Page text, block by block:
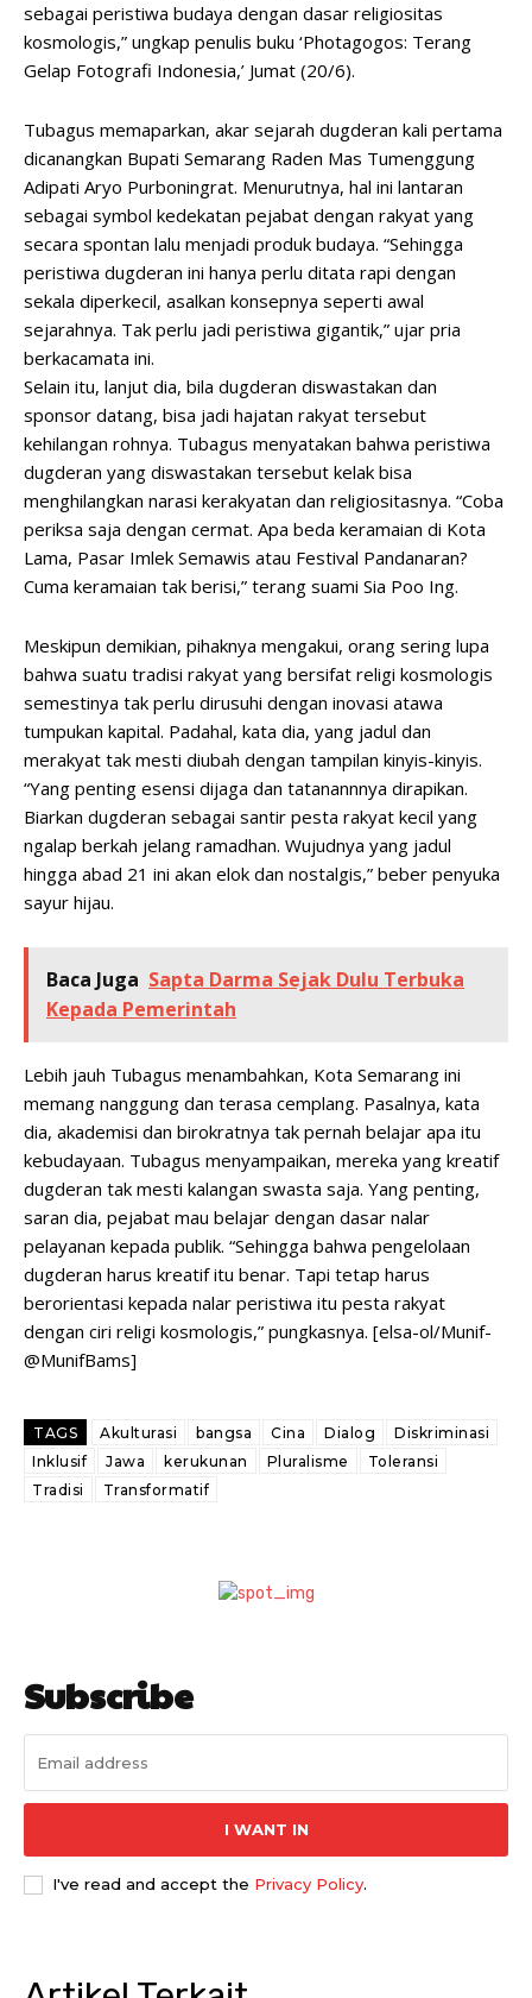
sebagai peristiwa budaya dengan dasar religiositas
kosmologis,” ungkap penulis buku ‘Photagogos: Terang
Gelap Fotografi Indonesia,’ Jumat (20/6).
Tubagus memaparkan, akar sejarah dugderan kali pertama
dicanangkan Bupati Semarang Raden Mas Tumenggung
Adipati Aryo Purboningrat. Menurutnya, hal ini lantaran
sebagai symbol kedekatan pejabat dengan rakyat yang
secara spontan lalu menjadi produk budaya. “Sehingga
peristiwa dugderan ini hanya perlu ditata rapi dengan
sekala diperkecil, asalkan konsepnya seperti awal
sejarahnya. Tak perlu jadi peristiwa gigantik,” ujar pria
berkacamata ini.
Selain itu, lanjut dia, bila dugderan diswastakan dan
sponsor datang, bisa jadi hajatan rakyat tersebut
kehilangan rohnya. Tubagus menyatakan bahwa peristiwa
dugderan yang diswastakan tersebut kelak bisa
menghilangkan narasi kerakyatan dan religiositasnya. “Coba
periksa saja dengan cermat. Apa beda keramaian di Kota
Lama, Pasar Imlek Semawis atau Festival Pandanaran?
Cuma keramaian tak berisi,” terang suami Sia Poo Ing.
Meskipun demikian, pihaknya mengakui, orang sering lupa
bahwa suatu tradisi rakyat yang bersifat religi kosmologis
semestinya tak perlu dirusuhi dengan inovasi atawa
tumpukan kapital. Padahal, kata dia, yang jadul dan
merakyat tak mesti diubah dengan tampilan kinyis-kinyis.
“Yang penting esensi dijaga dan tatanannnya dirapikan.
Biarkan dugderan sebagai santir pesta rakyat kecil yang
ngalap berkah jelang ramadhan. Wujudnya yang jadul
hingga abad 21 ini akan elok dan nostalgis,” beber penyuka
sayur hijau.
Baca Juga Sapta Darma Sejak Dulu Terbuka
Kepada Pemerintah
Lebih jauh Tubagus menambahkan, Kota Semarang ini
memang nanggung dan terasa cemplang. Pasalnya, kata
dia, akademisi dan birokratnya tak pernah belajar apa itu
kebudayaan. Tubagus menyampaikan, mereka yang kreatif
dugderan tak mesti kalangan swasta saja. Yang penting,
saran dia, pejabat mau belajar dengan dasar nalar
pelayanan kepada publik. “Sehingga bahwa pengelolaan
dugderan harus kreatif itu benar. Tapi tetap harus
berorientasi kepada nalar peristiwa itu pesta rakyat
dengan ciri religi kosmologis,” pungkasnya. [elsa-ol/Munif-
@MunifBams]
TAGS Akulturasi bangsa Cina Dialog
Diskriminasi
Inklusif
Jawa kerukunan Pluralisme
Toleransi
Tradisi
Transformatif
Subscribe
I WANT IN
I've read and accept the Privacy Policy.